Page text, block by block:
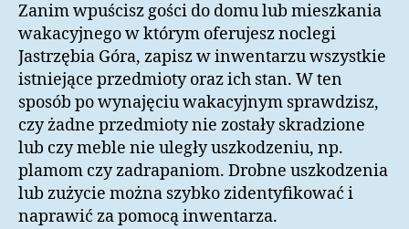
Zanim wpuścisz gości do domu lub mieszkania
wakacyjnego w którym oferujesz noclegi
Jastrzębia Góra, zapisz w inwentarzu wszystkie
istniejące przedmioty oraz ich stan. W ten
sposób po wynajęciu wakacyjnym sprawdzisz,
czy żadne przedmioty nie zostały skradzione
lub czy meble nie uległy uszkodzeniu, np.
plamom czy zadrapaniom. Drobne uszkodzenia
lub zużycie można szybko zidentyfikować i
naprawić za pomocą inwentarza.